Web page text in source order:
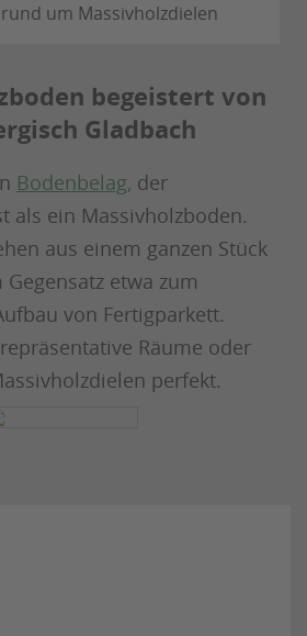
um Massivholzdielen
begeistert von
Gladbach
Bodenbelag, der
als ein Massivholzboden.
aus einem ganzen Stück
etwa zum
von Fertigparkett.
Räume oder
perfekt.